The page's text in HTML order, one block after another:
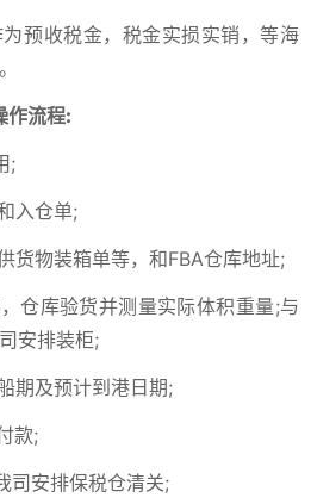
预收税金，税金实损实销，等海
作流程:
;
入仓单;
货物装箱单等，和FBA仓库地址;
仓库验货并测量实际体积重量;与
安排装柜;
期及预计到港日期;
款;
司安排保税仓清关;